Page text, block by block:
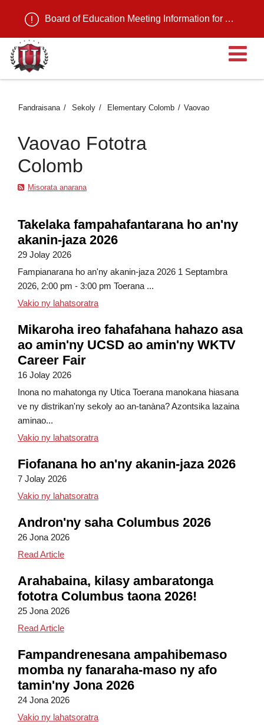
Board of Education Meeting Information for August 11, 2026
Fandraisana Sekoly Elementary Colomb Vaovao
Vaovao Fototra
Colomb
Misorata anarana
Takelaka fampahafantarana ho an'ny
akanin-jaza 2026
29 Jolay 2026
Fampianarana ho an'ny akanin-jaza 2026 1 Septambra
2026, 2:00 pm - 3:00 pm Toerana ...
Vakio ny lahatsoratraTakelaka fampahafantarana ho an'ny
Mikaroha ireo fahafahana hahazo asa
ao amin'ny UCSD ao amin'ny WKTV
Career Fair
16 Jolay 2026
Inona no mahatonga ny Utica Toerana manokana hiasana
ve ny distrikan'ny sekoly ao an-tanàna? Azontsika lazaina
aminao...
Vakio ny lahatsoratraMikaroha ireo fahafahana miasa ao
Fiofanana ho an'ny akanin-jaza 2026
7 Jolay 2026
Vakio ny lahatsoratramomba ny Orientation amin'ny akanin-jaza
Andron'ny saha Columbus 2026
26 Jona 2026
Read ArticleColumbus Field Day 2026
Arahabaina, kilasy ambaratonga
fototra Columbus taona 2026!
25 Jona 2026
Read ArticleCongratulations, Columbus Elementary Class of
Fampandrenesana ampahibemaso
momba ny fanaraha-maso ny afo
tamin'ny Jona 2026
24 Jona 2026
Vakio ny lahatsoratraJona 2026 Filazana ampahibemaso